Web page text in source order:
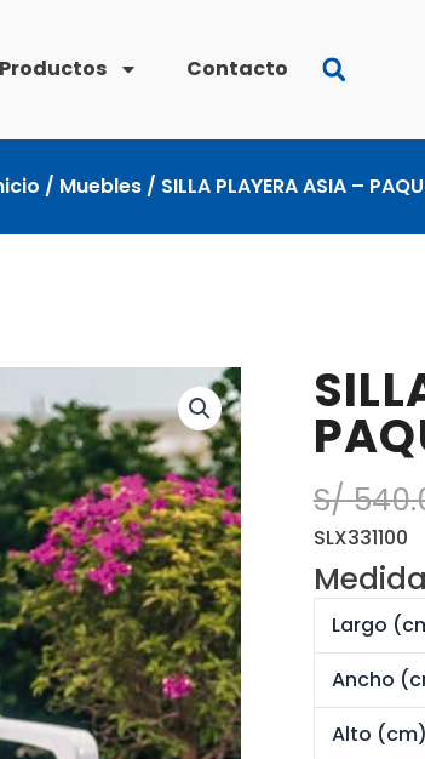
Productos Contacto
/ Muebles / SILLA PLAYERA ASIA –
S/
SLX331100
Largo
Ancho
Alto (cm)